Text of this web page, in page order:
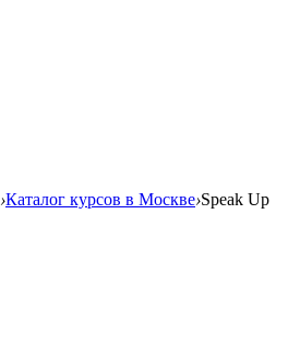
›Каталог курсов в Москве›Speak Up